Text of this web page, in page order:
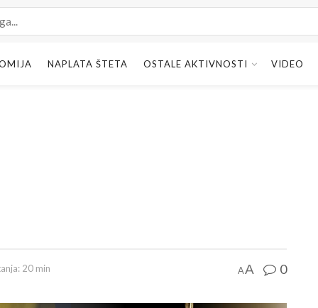
NAPLATA ŠTETA OSTALE AKTIVNOSTI VIDEO
20 min AA 0